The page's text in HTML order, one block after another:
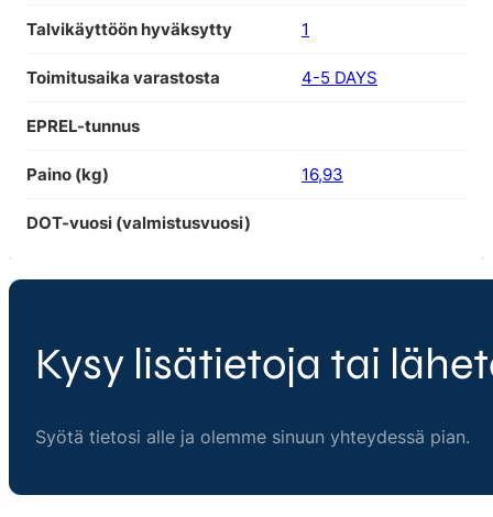
Talvikäyttöön hyväksytty 1
Toimitusaika varastosta 4-5 DAYS
EPREL-tunnus
Paino (kg) 16,93
DOT-vuosi (valmistusvuosi)
Kysy lisätietoja tai
Syötä tietosi alle ja olemme sinuun yhteydessä pian.